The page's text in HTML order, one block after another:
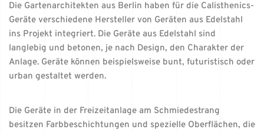
Die Gartenarchitekten aus Berlin haben für die Calisthenics-
Geräte verschiedene Hersteller von Geräten aus Edelstahl
ins Projekt integriert. Die Geräte aus Edelstahl sind
langlebig und betonen, je nach Design, den Charakter der
Anlage. Geräte können beispielsweise bunt, futuristisch oder
urban gestaltet werden.
Die Geräte in der Freizeitanlage am Schmiedestrang
besitzen Farbbeschichtungen und spezielle Oberflächen, die